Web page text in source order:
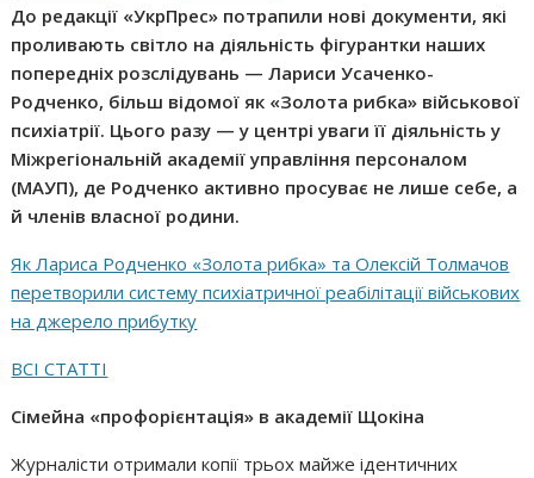
До редакції «УкрПрес» потрапили нові документи, які
проливають світло на діяльність фігурантки наших
попередніх розслідувань — Лариси Усаченко-
Родченко, більш відомої як «Золота рибка» військової
психіатрії. Цього разу — у центрі уваги її діяльність у
Міжрегіональній академії управління персоналом
(МАУП), де Родченко активно просуває не лише себе, а
й членів власної родини.
Як Лариса Родченко «Золота рибка» та Олексій Толмачов
перетворили систему психіатричної реабілітації військових
на джерело прибутку
ВСІ СТАТТІ
Сімейна «профорієнтація» в академії Щокіна
Журналісти отримали копії трьох майже ідентичних